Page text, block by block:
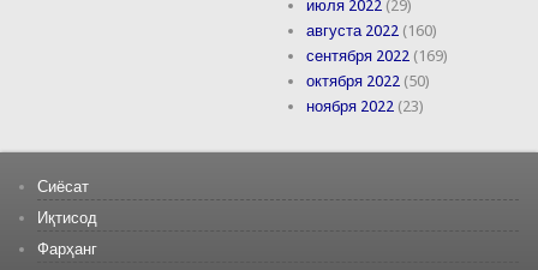
июля 2022 (29)
августа 2022 (160)
сентября 2022 (169)
октября 2022 (50)
ноября 2022 (23)
Сиёсат
Иқтисод
Фарҳанг